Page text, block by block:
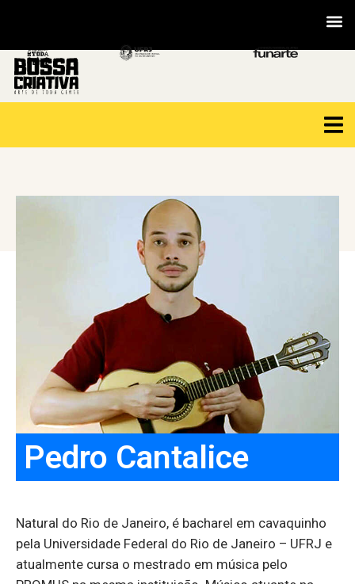
Pedro Cantalice
Natural do Rio de Janeiro, é bacharel em cavaquinho
pela Universidade Federal do Rio de Janeiro – UFRJ e
atualmente cursa o mestrado em música pelo